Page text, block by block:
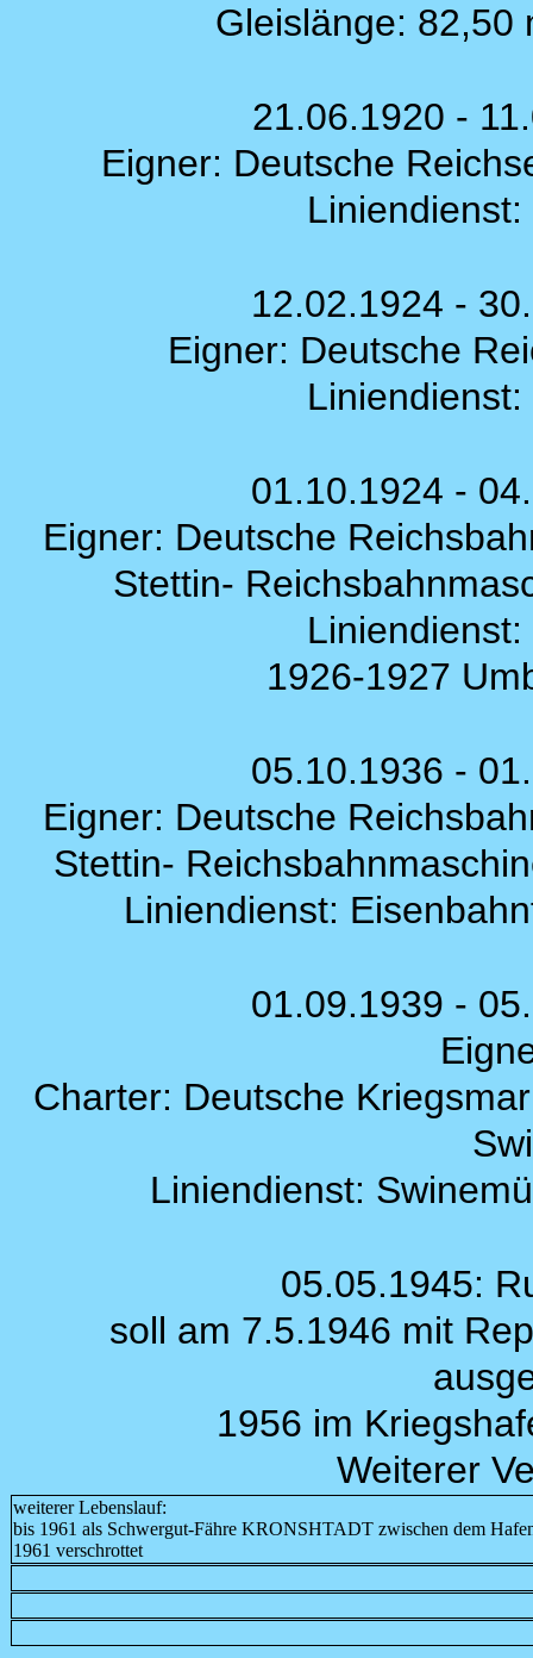
Gleislänge: 82,50
21.06.1920 -
Eigner: Deutsche
12.02.1924 -
Eigner: Deutsche
01.10.1924 -
Eigner: Deutsche
Stettin-
1926-1927
05.10.1936 -
Eigner: Deutsche
Stettin-
Liniendienst:
01.09.1939 -
Charter: Deutsche
Liniendienst:
05.05.1945:
soll am 7.5.1946 mit
1956 im
Weiterer
weiterer Lebenslauf:
bis 1961 als Schwergut-Fähre KRONSHTADT zwischen dem
1961 verschrottet